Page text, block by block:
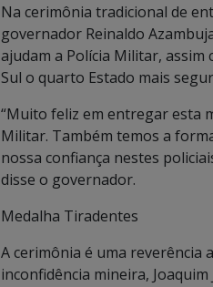
Na cerimônia tradicional de
governador Reinaldo
ajudam a Polícia Militar,
Sul o quarto Estado mais
“Muito feliz em entregar esta
Militar. Também temos a
nossa confiança nestes
disse o governador.
Medalha Tiradentes
A cerimônia é uma reverência
inconfidência mineira,